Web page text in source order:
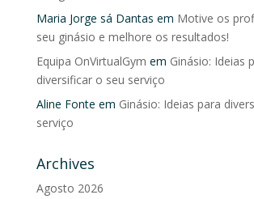
Maria Jorge sá Dantas em Motive os
seu ginásio e melhore os resultados!
Equipa OnVirtualGym em Ginásio: Ideias
diversificar o seu serviço
Aline Fonte em Ginásio: Ideias para
serviço
Archives
Agosto 2026